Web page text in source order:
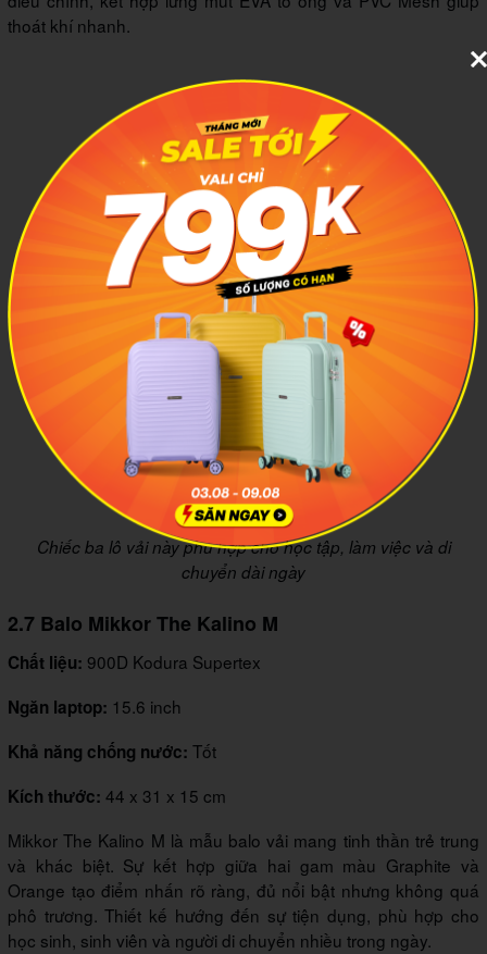
thoát khí nhanh.
Chiếc ba lô vải này phù hợp cho học tập, làm việc và di
chuyển dài ngày
2.7 Balo Mikkor The Kalino M
Chất liệu: 900D Kodura Supertex
Ngăn laptop: 15.6 inch
Khả năng chống nước: Tốt
Kích thước: 44 x 31 x 15 cm
Mikkor The Kalino M là mẫu balo vải mang tinh thần trẻ trung
và khác biệt. Sự kết hợp giữa hai gam màu Graphite và
Orange tạo điểm nhấn rõ ràng, đủ nổi bật nhưng không quá
phô trương. Thiết kế hướng đến sự tiện dụng, phù hợp cho
học sinh, sinh viên và người di chuyển nhiều trong ngày.